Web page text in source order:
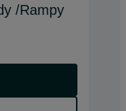
/Rampy